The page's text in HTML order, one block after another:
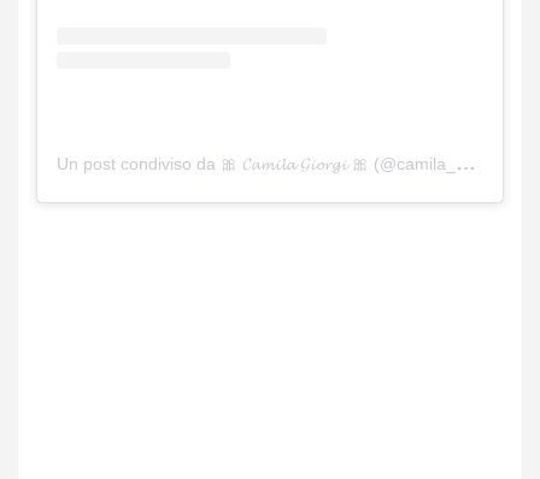
Un post condiviso da 🎀 𝓒𝓪𝓶𝓲𝓵𝓪 𝓖𝓲𝓸𝓻𝓰𝓲 🎀 (@camila_giorgi_official)